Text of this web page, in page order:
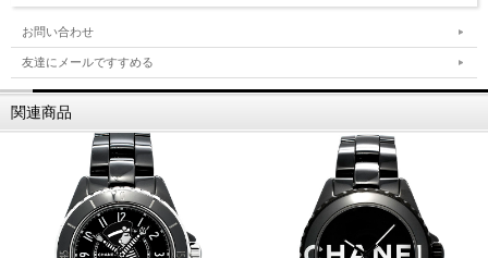
お問い合わせ
友達にメールですすめる
関連商品